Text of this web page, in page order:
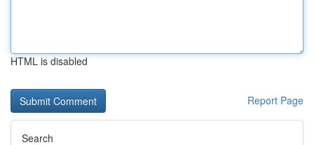
HTML is disabled
Report Page
Search